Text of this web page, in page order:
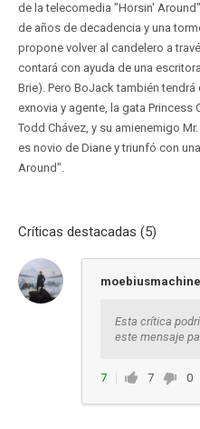
de la telecomedia "Horsin'
de años de decadencia y una
propone volver al candelero a
contará con ayuda de una
Brie). Pero BoJack también
exnovia y agente, la gata Princess
Todd Chávez, y su amienemigo
es novio de Diane y triunfó con
Around".
Críticas destacadas (5)
moebiusmachine
Esta crítica
este mensaje
7 7 0